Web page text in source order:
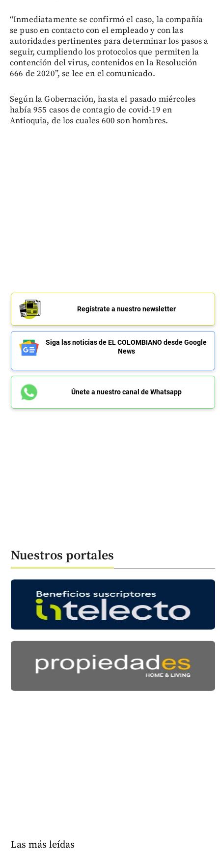
“Inmediatamente se confirmó el caso, la compañía
se puso en contacto con el empleado y con las
autoridades pertinentes para determinar los pasos a
seguir, cumpliendo los protocolos que permiten la
contención del virus, contenidos en la Resolución
666 de 2020”, se lee en el comunicado.
Según la Gobernación, hasta el pasado miércoles
había 955 casos de contagio de covid-19 en
Antioquia, de los cuales 600 son hombres.
Regístrate a nuestro newsletter
Siga las noticias de EL COLOMBIANO desde Google
News
Únete a nuestro canal de Whatsapp
Nuestros portales
Las más leídas